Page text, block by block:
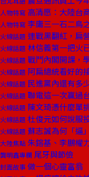
人物特寫 高清愿：大陸台
人物特寫 李庸三一石二鳥
火線話題 連戰黑翻紅，扁
火線話題 林信義第一把火
火線話題 戰鬥內閣開課，
火線話題 阿扁總統看好的
火線話題 民進黨內還有多
火線話題 聯電這一次贏過
火線話題 陳文琦憑什麼單
火線話題 杜俊元如何說服
火線話題 蘇志誠為何「逼
大陸焦點 朱鎔基、李鵬權
龔明鑫專欄 尾牙與節儉
封面故事 做一個心靈富翁